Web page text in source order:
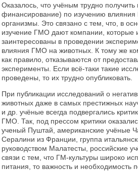
Оказалось, что учёным трудно
финансирование) по изучению
организмы. Это связано с тем, что, в
изучение ГМО дают компании, которые
заинтересованы в проведении
влияния ГМО на животных. К тому же
как правило, отказываются от
эксперименты. Если всё-таки такие
проведены, то их трудно опубликовать.
При публикации исследований о
животных даже в самых престижных
и др. учёные всегда подвергались
ГМО. Так, под прессом критики
ученый Пуштай, американские учёные
Сералини из Франции, группа
руководством Малатесты, российские
связи с тем, что ГМ-культуры широко
питания, то важность и необходимость